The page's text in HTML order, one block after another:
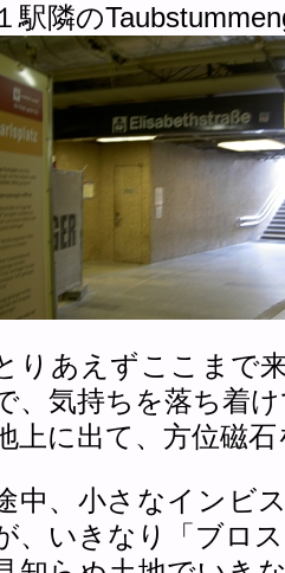
駅隣の
りあえずここまで
、気持ちを落ち着
上に出て、方位磁
中、小さなインビ
、いきなり「ブロ